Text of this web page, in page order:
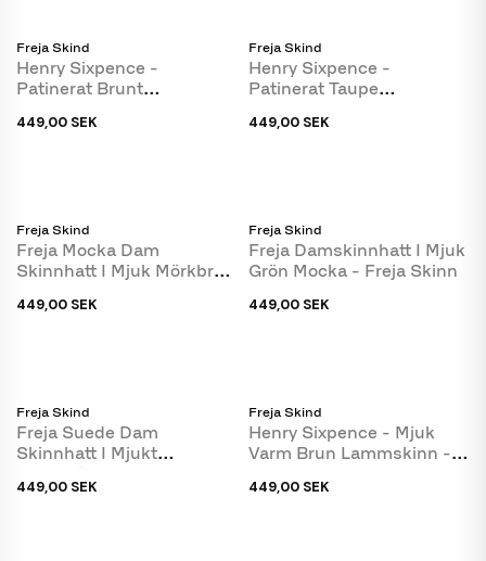
Freja Skind
Henry Sixpence -
Patinerat Brunt
449,00 SEK
Freja Skind
Henry Sixpence -
Patinerat Taupe
449,00 SEK
Freja Skind
Freja Mocka Dam
Skinnhatt I Mjuk Mörkbrun
449,00 SEK
Freja Skind
Freja Damskinnhatt I Mjuk
Grön Mocka - Freja Skinn
449,00 SEK
Freja Skind
Freja Suede Dam
Skinnhatt I Mjukt
Skinn
449,00 SEK
Freja Skind
Henry Sixpence - Mjuk
Varm Brun Lammskinn -
449,00 SEK